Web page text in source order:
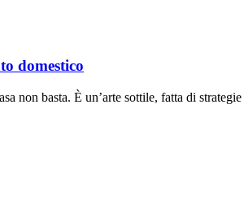
domestico
non basta. È un’arte sottile, fatta di